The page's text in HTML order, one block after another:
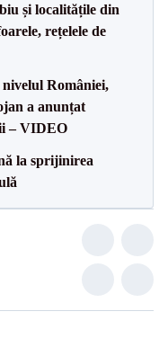
și localitățile din
rețelele de
nivelul României,
a anunțat
– VIDEO
la sprijinirea